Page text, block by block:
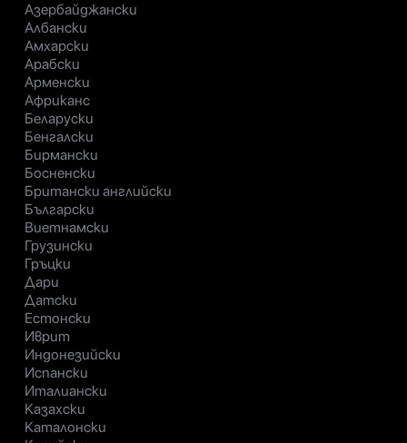
Азербайджански
Албански
Амхарски
Арабски
Арменски
Африканс
Беларуски
Бенгалски
Бирмански
Босненски
Британски английски
Български
Виетнамски
Грузински
Гръцки
Дари
Датски
Естонски
Иврит
Индонезийски
Испански
Италиански
Казахски
Каталонски